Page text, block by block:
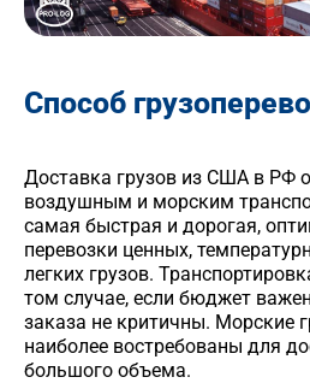
Способ
Доставка грузов из США в РФ
воздушным и морским
самая быстрая и дорогая,
перевозки ценных,
легких грузов.
том случае, если бюджет
заказа не критичны. Морские
наиболее востребованы для
большого объема.